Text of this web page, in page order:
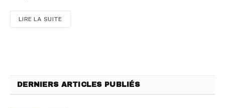
LIRE LA SUITE
DERNIERS ARTICLES PUBLIÉS